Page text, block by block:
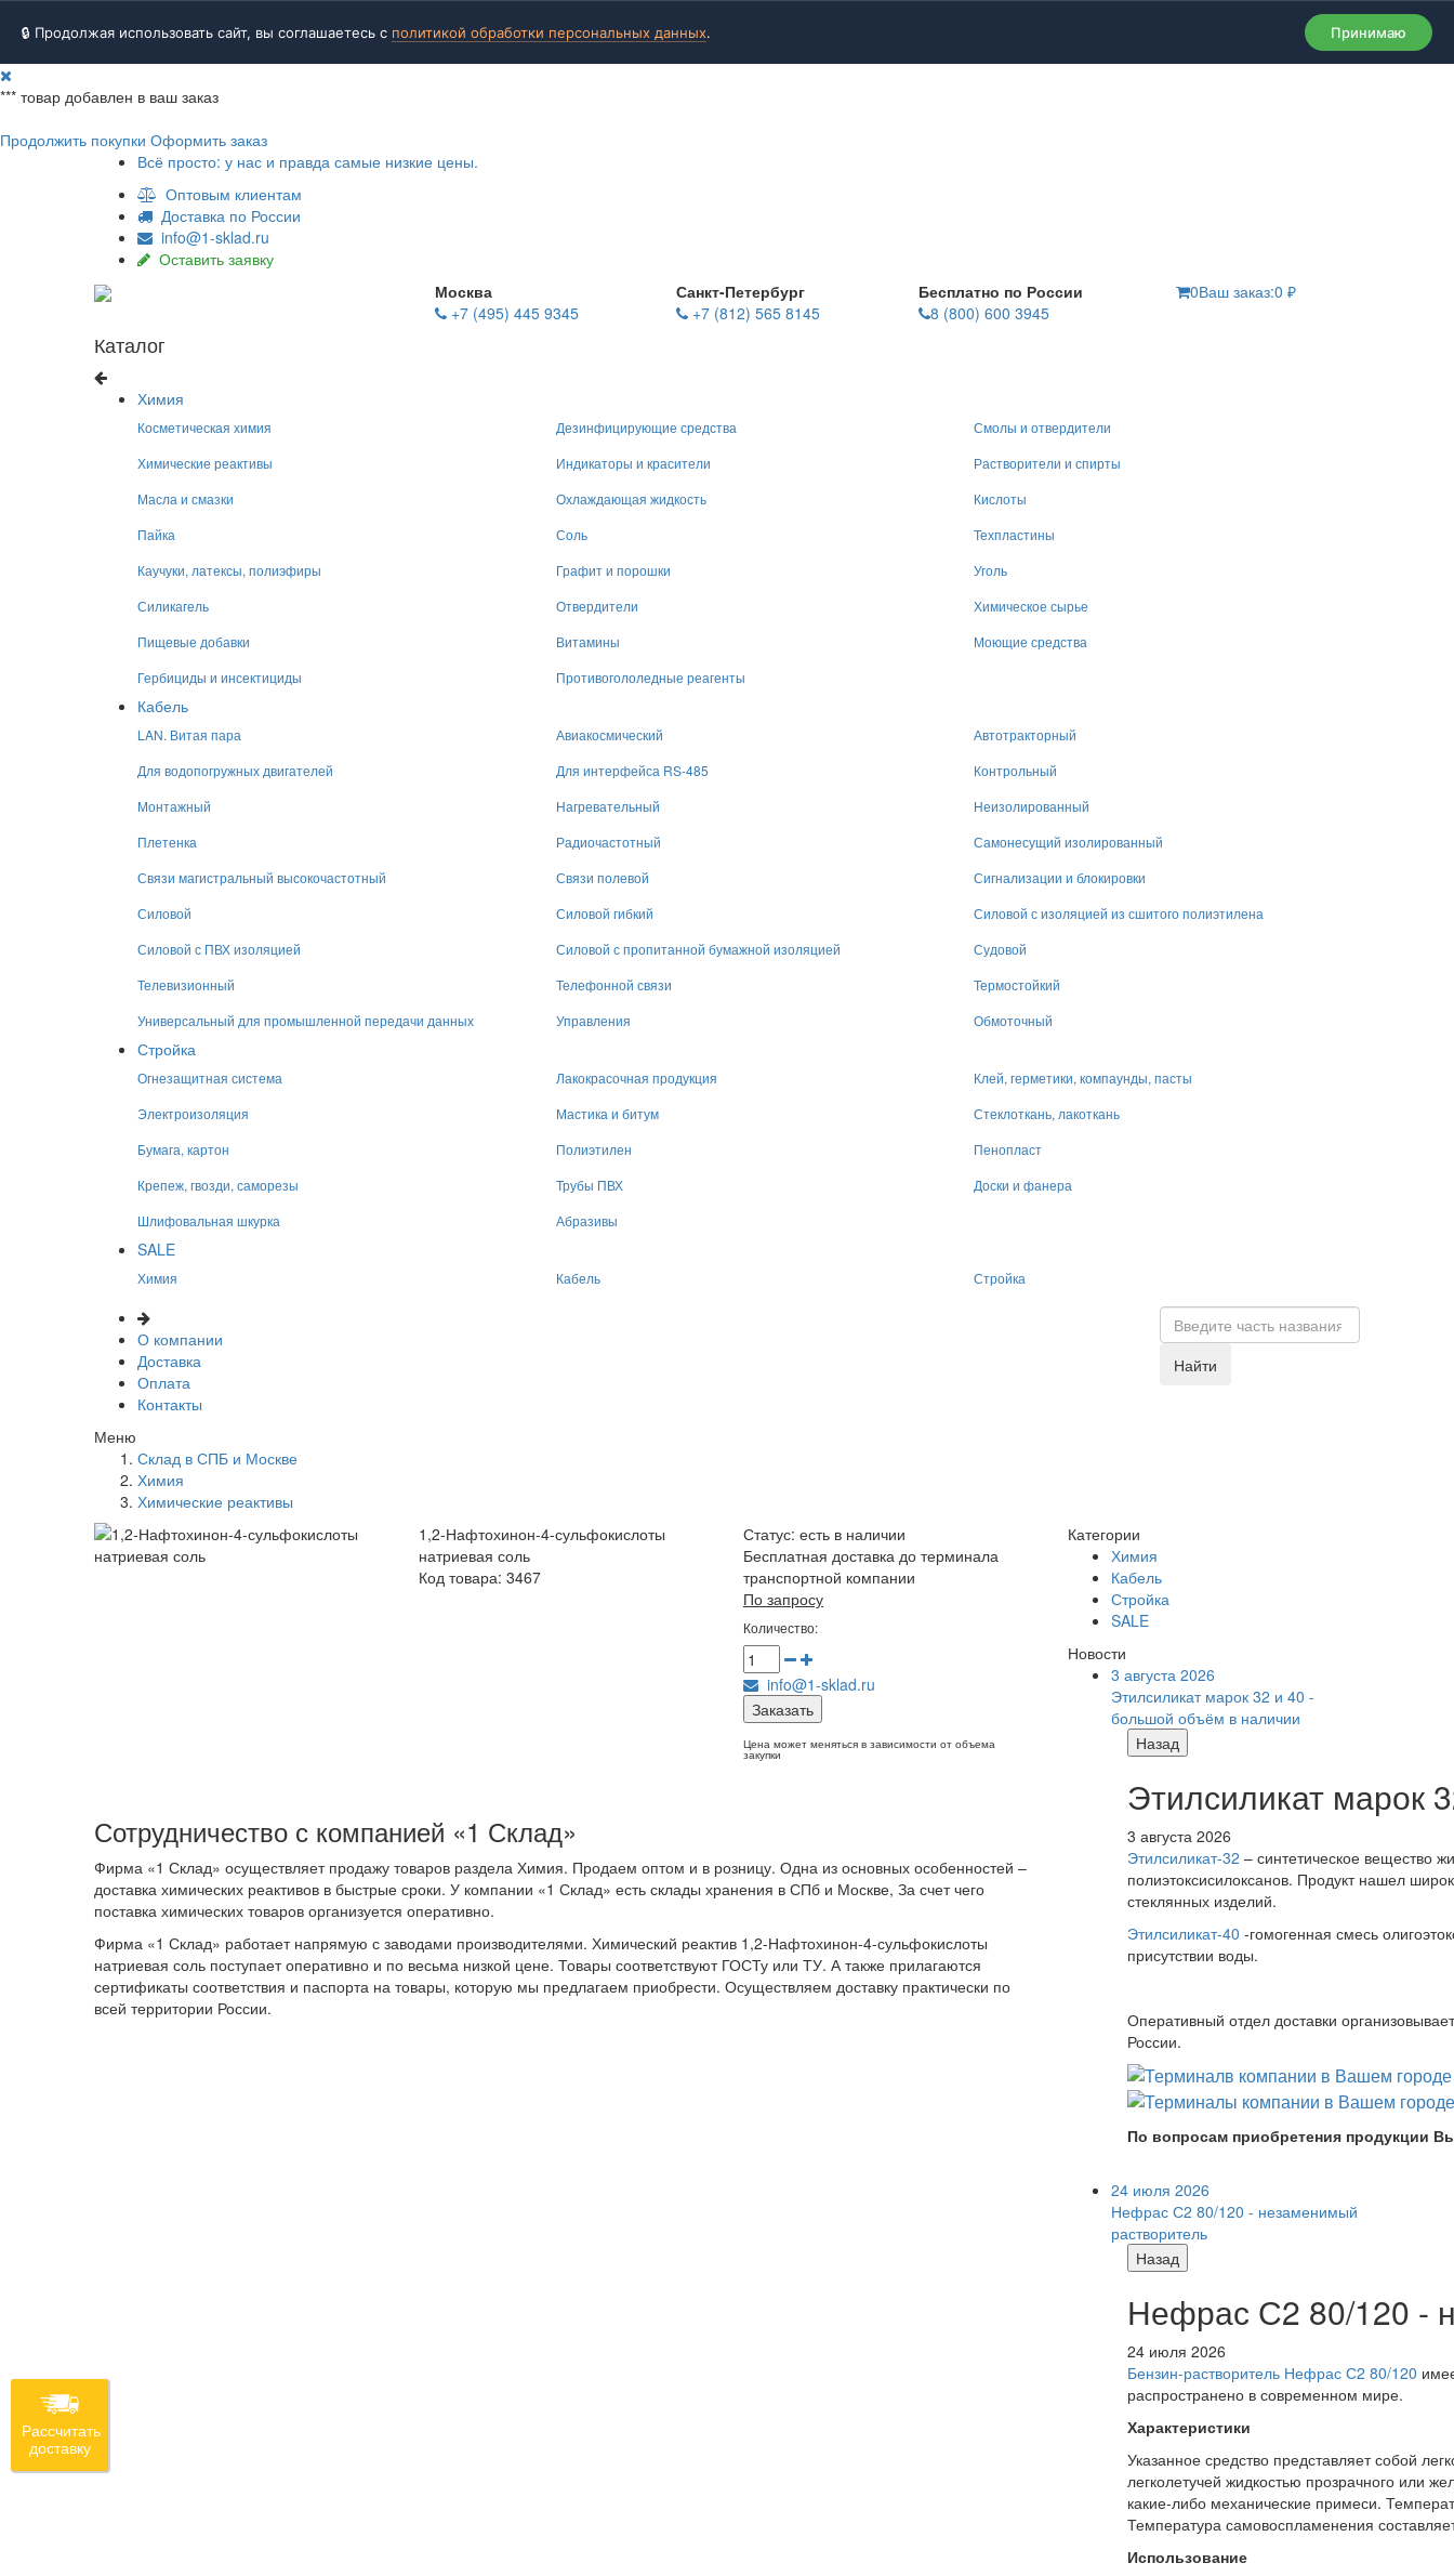
🔒 Продолжая использовать сайт, вы соглашаетесь с политикой обработки персональных данных. Принимаю
*** товар добавлен в ваш заказ
Продолжить покупки Оформить заказ
Всё просто: у нас и правда самые низкие цены.
Оптовым клиентам
Доставка по России
info@1-sklad.ru
Оставить заявку
Москва
+7 (495) 445 9345
Санкт-Петербург
+7 (812) 565 8145
Бесплатно по России
8 (800) 600 3945
0Ваш заказ:0 ₽
Каталог
Химия
Косметическая химия Дезинфицирующие средства
Смолы и отвердители
Химические реактивы
Индикаторы и красители
Растворители и спирты
Масла и смазки
Охлаждающая жидкость
Кислоты
Пайка
Соль
Техпластины
Каучуки, латексы, полиэфиры
Графит и порошки
Уголь
Силикагель
Отвердители
Химическое сырье
Пищевые добавки
Витамины
Моющие средства
Гербициды и инсектициды
Противогололедные реагенты
Кабель
LAN. Витая пара Авиакосмический
Автотракторный
Для водопогружных двигателей
Для интерфейса RS-485
Контрольный
Монтажный
Нагревательный
Неизолированный
Плетенка
Радиочастотный
Самонесущий изолированный
Связи магистральный высокочастотный
Связи полевой
Сигнализации и блокировки
Силовой
Силовой гибкий
Силовой с изоляцией из сшитого полиэтилена
Силовой с ПВХ изоляцией
Силовой с пропитанной бумажной изоляцией
Судовой
Телевизионный
Телефонной связи
Термостойкий
Универсальный для промышленной передачи данных
Управления Обмоточный
Стройка
Огнезащитная система Лакокрасочная продукция
Клей, герметики, компаунды, пасты
Электроизоляция
Мастика и битум
Стеклоткань, лакоткань
Бумага, картон
Полиэтилен
Пенопласт
Крепеж, гвозди, саморезы
Трубы ПВХ
Доски и фанера
Шлифовальная шкурка
Абразивы
SALE
Химия Кабель Стройка
О компании
Доставка
Оплата
Контакты
Найти
Меню
Склад в СПБ и Москве
Химия
Химические реактивы
1,2-Нафтохинон-4-сульфокислоты
натриевая соль
Код товара: 3467
Статус: есть в наличии
Бесплатная доставка до терминала
транспортной компании
По запросу
Количество:
info@1-sklad.ru
Заказать
Цена может меняться в зависимости от объема
закупки
Сотрудничество с компанией «1 Склад»
Фирма «1 Склад» осуществляет продажу товаров раздела Химия. Продаем оптом и в розницу. Одна из основных особенностей –
доставка химических реактивов в быстрые сроки. У компании «1 Склад» есть склады хранения в СПб и Москве, За счет чего
поставка химических товаров организуется оперативно.
Фирма «1 Склад» работает напрямую с заводами производителями. Химический реактив 1,2-Нафтохинон-4-сульфокислоты
натриевая соль поступает оперативно и по весьма низкой цене. Товары соответствуют ГОСТу или ТУ. А также прилагаются
сертификаты соответствия и паспорта на товары, которую мы предлагаем приобрести. Осуществляем доставку практически по
всей территории России.
Категории
Химия
Кабель
Стройка
SALE
Новости
3 августа 2026
Этилсиликат марок 32 и 40 -
большой объём в наличии
Назад
Этилсиликат марок
3 августа 2026
Этилсиликат-32 – синтетическое вещество
полиэтоксисилоксанов. Продукт нашел
стеклянных изделий.
Этилсиликат-40 -гомогенная смесь
присутствии воды.
Оперативный отдел доставки
России.
По вопросам приобретения продукции
24 июля 2026
Нефрас С2 80/120 - незаменимый
растворитель
Назад
Нефрас С2 80/120 -
24 июля 2026
Бензин-растворитель Нефрас С2 80/120
распространено в современном мире.
Характеристики
Указанное средство представляет собой
легколетучей жидкостью прозрачного или
какие-либо механические примеси.
Температура самовоспламенения
Использование
Рассчитать
доставку